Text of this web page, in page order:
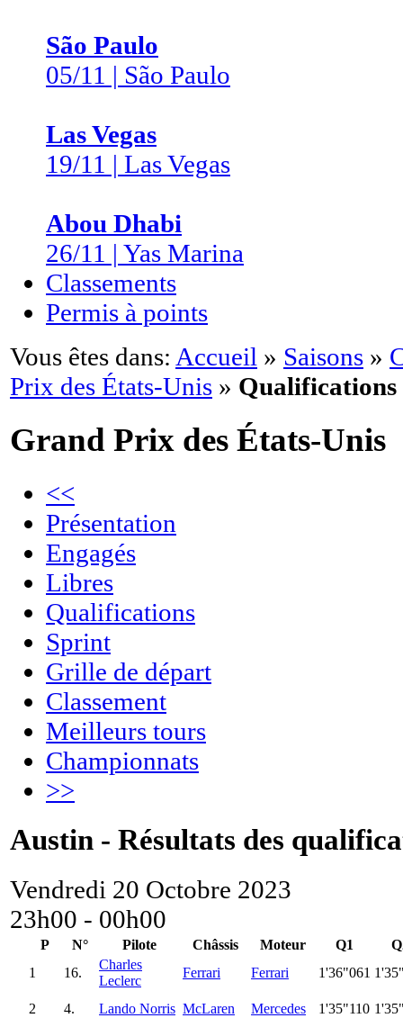
São Paulo
05/11 | São Paulo
Las Vegas
19/11 | Las Vegas
Abou Dhabi
26/11 | Yas Marina
Classements
Permis à points
Vous êtes dans: Accueil » Saisons »
Prix des États-Unis » Qualifications
Grand Prix des États-Unis
<<
Présentation
Engagés
Libres
Qualifications
Sprint
Grille de départ
Classement
Meilleurs tours
Championnats
>>
Austin - Résultats des
Vendredi 20 Octobre 2023
23h00 - 00h00
P N° Pilote Châssis Moteur Q1
1
16.
Charles
Leclerc
Ferrari Ferrari 1'36"061
2 4. Lando Norris McLaren Mercedes 1'35"110